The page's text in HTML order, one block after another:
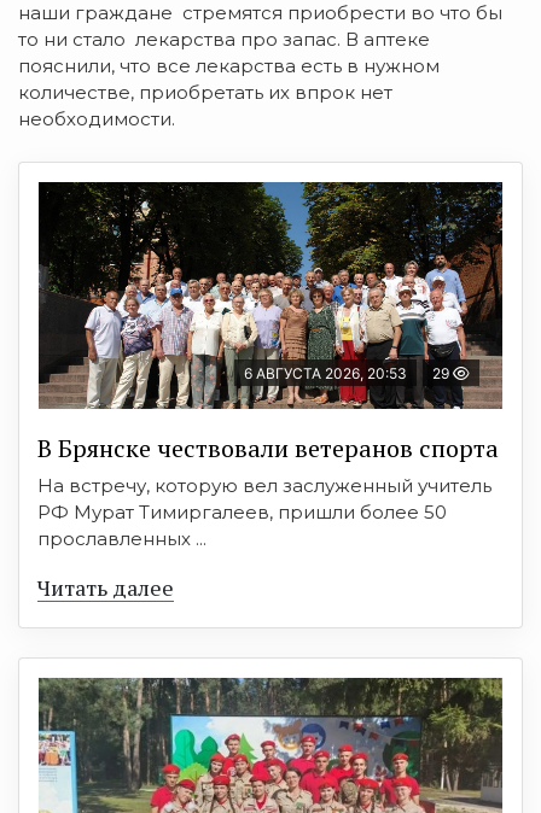
наши граждане стремятся приобрести во что бы
то ни стало лекарства про запас. В аптеке
пояснили, что все лекарства есть в нужном
количестве, приобретать их впрок нет
необходимости.
6 АВГУСТА 2026, 20:53 29
В Брянске чествовали ветеранов спорта
На встречу, которую вел заслуженный учитель
РФ Мурат Тимиргалеев, пришли более 50
прославленных ...
Читать далее